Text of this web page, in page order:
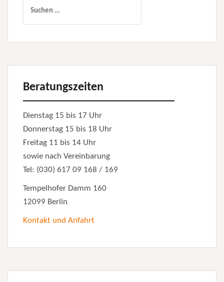
Beratungszeiten
Dienstag 15 bis 17 Uhr
Donnerstag 15 bis 18 Uhr
Freitag 11 bis 14 Uhr
sowie nach Vereinbarung
Tel: (030) 617 09 168 / 169
Tempelhofer Damm 160
12099 Berlin
Kontakt und Anfahrt